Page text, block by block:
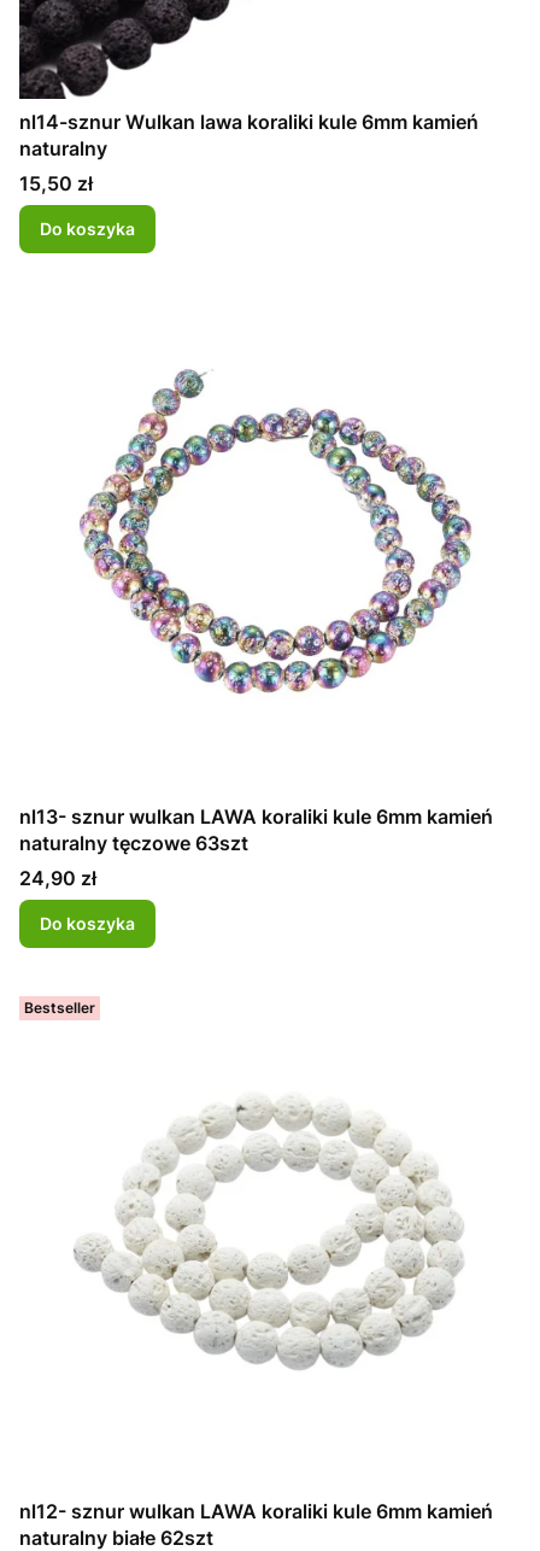
nl14-sznur Wulkan lawa koraliki kule 6mm kamień
naturalny
Cena
15,50 zł
Do koszyka
nl13- sznur wulkan LAWA koraliki kule 6mm kamień
naturalny tęczowe 63szt
Cena
24,90 zł
Do koszyka
Bestseller
nl12- sznur wulkan LAWA koraliki kule 6mm kamień
naturalny białe 62szt